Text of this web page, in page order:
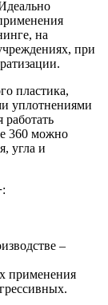
на
при
пластика,
уплотнениями
360 можно
угла и
:
–
применения